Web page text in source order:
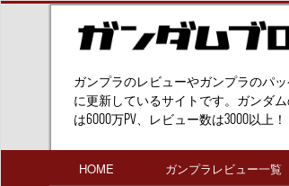
ガンプラのレビューやガンプラのパ
に更新しているサイトです。ガンダ
は6000万PV、レビュー数は3000以上！
HOME ガンプラレビュー一覧